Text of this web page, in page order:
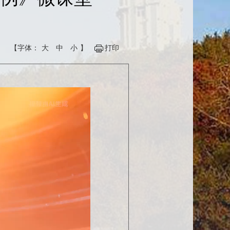
【字体： 大 中 小 】 打印